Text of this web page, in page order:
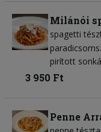
Milánói
spagetti
pirított
3 950 Ft
Penne